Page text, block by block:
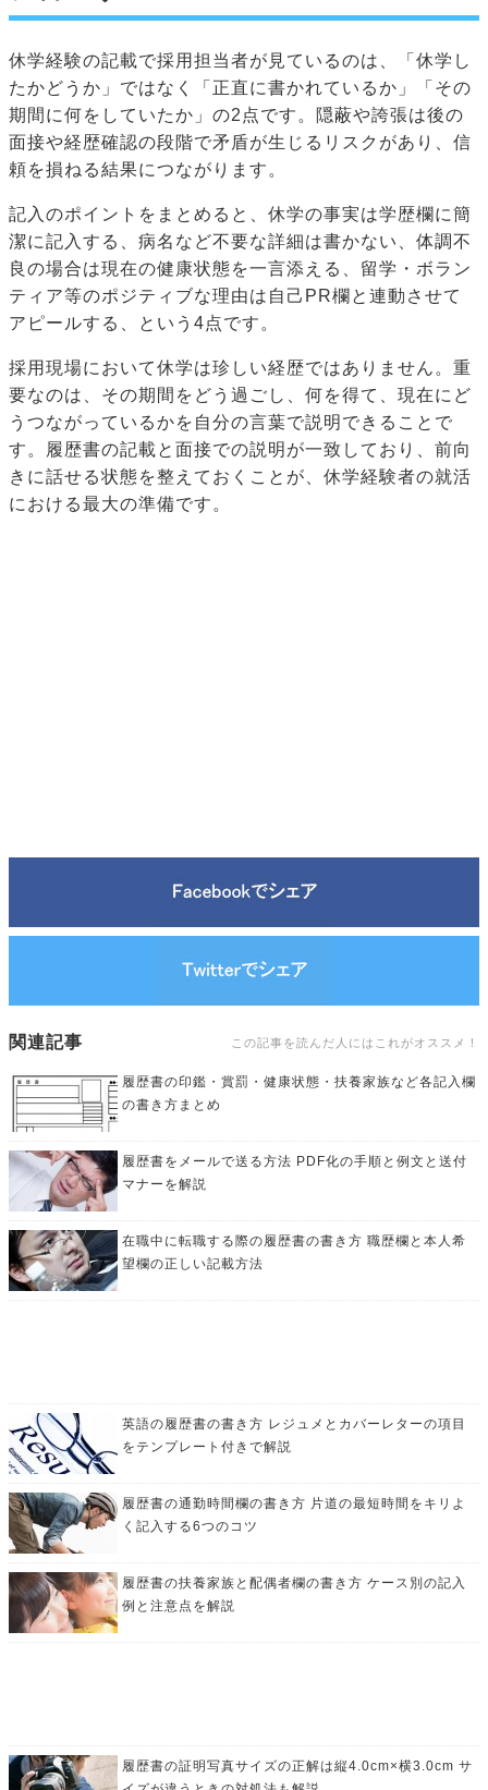
休学経験の記載で採用担当者が見ているのは、「休学し
たかどうか」ではなく「正直に書かれているか」「その
期間に何をしていたか」の2点です。隠蔽や誇張は後の
面接や経歴確認の段階で矛盾が生じるリスクがあり、信
頼を損ねる結果につながります。
記入のポイントをまとめると、休学の事実は学歴欄に簡
潔に記入する、病名など不要な詳細は書かない、体調不
良の場合は現在の健康状態を一言添える、留学・ボラン
ティア等のポジティブな理由は自己PR欄と連動させて
アピールする、という4点です。
採用現場において休学は珍しい経歴ではありません。重
要なのは、その期間をどう過ごし、何を得て、現在にど
うつながっているかを自分の言葉で説明できることで
す。履歴書の記載と面接での説明が一致しており、前向
きに話せる状態を整えておくことが、休学経験者の就活
における最大の準備です。
関連記事 この記事を読んだ人にはこれがオススメ！
履歴書の印鑑・賞罰・健康状態・扶養家族など各記入欄
の書き方まとめ
履歴書をメールで送る方法 PDF化の手順と例文と送付
マナーを解説
在職中に転職する際の履歴書の書き方 職歴欄と本人希
望欄の正しい記載方法
英語の履歴書の書き方 レジュメとカバーレターの項目
をテンプレート付きで解説
履歴書の通勤時間欄の書き方 片道の最短時間をキリよ
く記入する6つのコツ
履歴書の扶養家族と配偶者欄の書き方 ケース別の記入
例と注意点を解説
履歴書の証明写真サイズの正解は縦4.0cm×横3.0cm サ